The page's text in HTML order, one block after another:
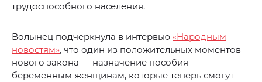
трудоспособного населения.
Волынец подчеркнула в интервью «Народным
новостям», что один из положительных моментов
нового закона — назначение пособия
беременным женщинам, которые теперь смогут